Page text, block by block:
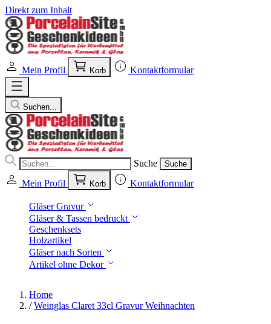
Direkt zum Inhalt
Mein Profil Korb Kontaktformular
Suchen...
Suche Suche
Mein Profil Korb Kontaktformular
Gläser Gravur
Gläser & Tassen bedruckt
Geschenksets
Holzartikel
Gläser nach Sorten
Artikel ohne Dekor
Home
/ Weinglas Claret 33cl Gravur Weihnachten